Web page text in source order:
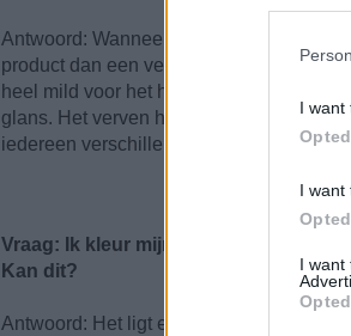
I want
I want
I want
Antwoord: Wanneer je een haarkleuring
product dan een verf in een kapsalon.
heel mild voor het haar en beschadigt
glans. Het verven heeft niets te maken
iedereen verschillend.
Vraag: Ik kleur mijn haar zelf, maar ik
Kan dit?
Antwoord: Het ligt eraan met wat voor